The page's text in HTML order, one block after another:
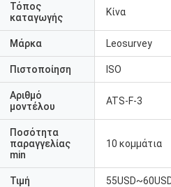
Τόπος
καταγωγής
Κίνα
Μάρκα Leosurvey
Πιστοποίηση ISO
Αριθμό
μοντέλου
ATS-F-3
Ποσότητα
παραγγελίας
min
10 κομμάτια
Τιμή